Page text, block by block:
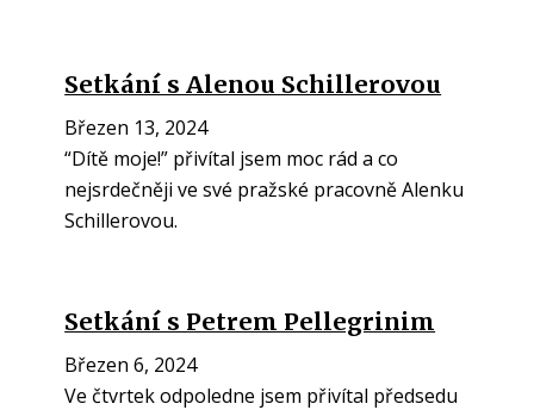
Setkání s Alenou Schillerovou
Březen 13, 2024
“Dítě moje!” přivítal jsem moc rád a co
nejsrdečněji ve své pražské pracovně Alenku
Schillerovou.
Setkání s Petrem Pellegrinim
Březen 6, 2024
Ve čtvrtek odpoledne jsem přivítal předsedu